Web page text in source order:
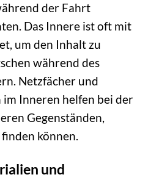
der Fahrt
Das Innere ist oft mit
um den Inhalt zu
während des
Netzfächer und
im Inneren helfen bei der
Gegenständen,
finden können.
und